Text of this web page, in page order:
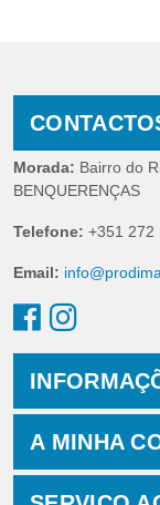
Morada: Bairro do
BENQUERENÇAS
Telefone: +351 272
Email:
A MINHA